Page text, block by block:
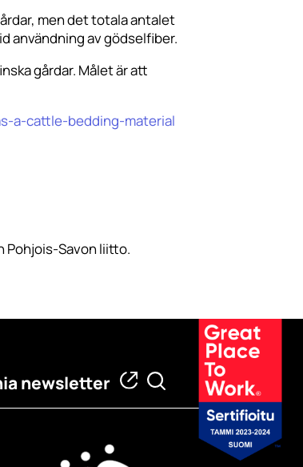
men det totala antalet
användning av gödselfiber.
gårdar. Målet är att
a-cattle-bedding-material
Pohjois-Savon liitto.
newsletter